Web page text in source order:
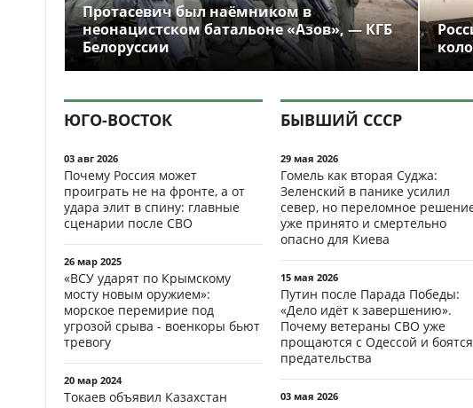
Протасевич был наёмником в
неонацистском батальоне «Азов», — КГБ
Белоруссии
ЮГО-ВОСТОК
03 авг 2026
Почему Россия может
проиграть не на фронте, а от
удара элит в спину: главные
сценарии после СВО
26 мар 2025
«ВСУ ударят по Крымскому
мосту новым оружием»:
морское перемирие под
угрозой срыва - военкоры бьют
тревогу
20 мар 2024
Токаев объявил Казахстан
БЫВШИЙ СССР
29 мая 2026
Гомель как вторая Суджа:
Зеленский в панике усилил
север, но переломное
уже принято и смертельно
опасно для Киева
15 мая 2026
Путин после Парада Победы:
«Дело идёт к завершению».
Почему ветераны СВО уже
прощаются с Одессой и боятся
предательства
03 мая 2026